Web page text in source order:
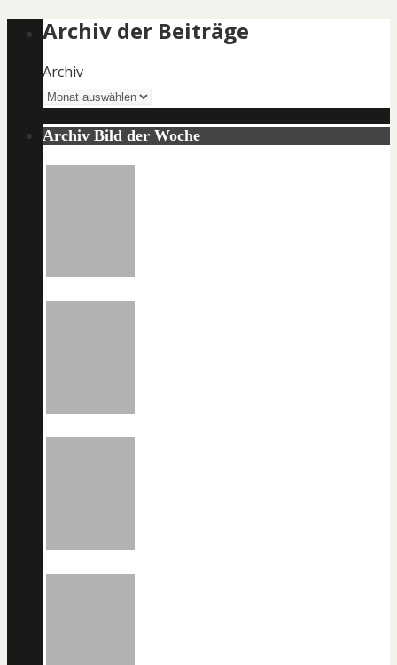
Archiv der Beiträge
Archiv
Archiv Bild der Woche